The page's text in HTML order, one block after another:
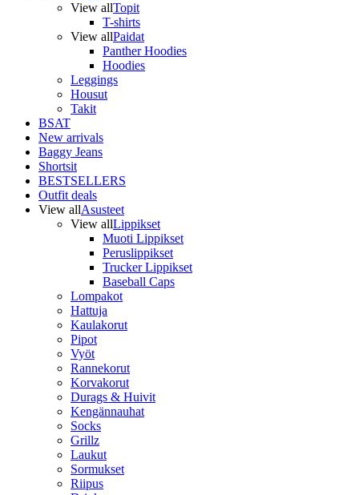
View allTopit
T-shirts
View allPaidat
Panther Hoodies
Hoodies
Leggings
Housut
Takit
BSAT
New arrivals
Baggy Jeans
Shortsit
BESTSELLERS
Outfit deals
View allAsusteet
View allLippikset
Muoti Lippikset
Peruslippikset
Trucker Lippikset
Baseball Caps
Lompakot
Hattuja
Kaulakorut
Pipot
Vyöt
Rannekorut
Korvakorut
Durags & Huivit
Kengännauhat
Socks
Grillz
Laukut
Sormukset
Riipus